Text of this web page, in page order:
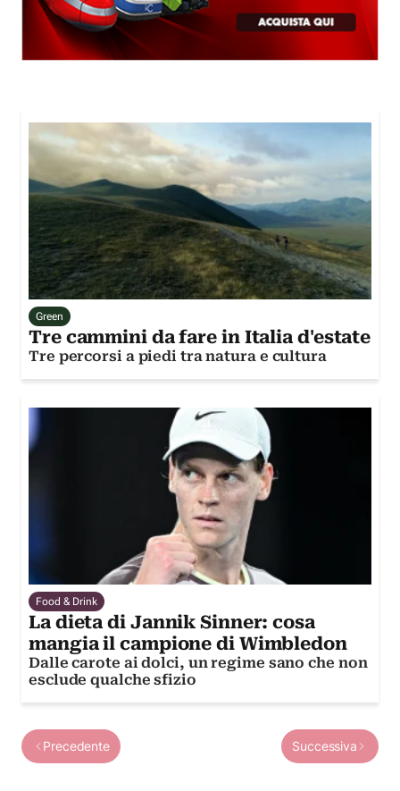
Green
Tre cammini da fare in Italia d'estate
Tre percorsi a piedi tra natura e cultura
Food & Drink
La dieta di Jannik Sinner: cosa
mangia il campione di Wimbledon
Dalle carote ai dolci, un regime sano che non
esclude qualche sfizio
Precedente Successiva